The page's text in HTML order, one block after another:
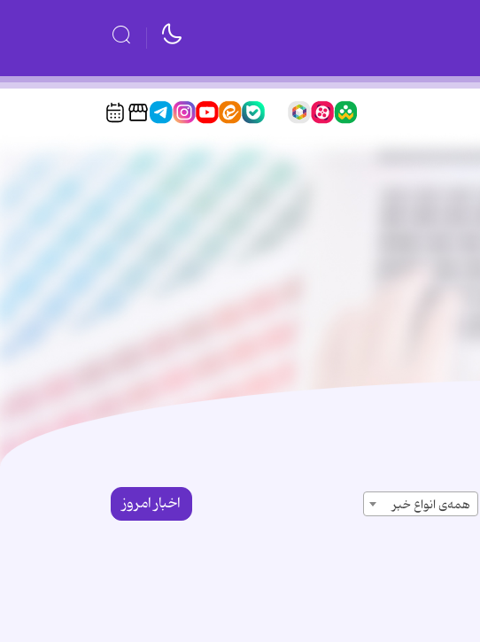
همه‌ی انواع خبر اخبار امروز